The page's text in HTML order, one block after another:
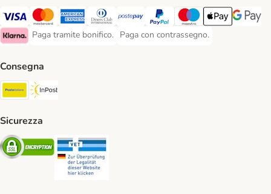
Paga con Visa. Payment Method
Paga con Mastercard. Payment Method
Paga con American Express. Payment Method
Paga con Diners Club. Payment Method
Paga con Postepay. Payment Method
Paga con PayPal. Payment
Paga con Maestro.
Apple PayGoogle
Klarna Payment Method
Paga tramite bonifico.
Paga tramite bonifico. Payment Method
Paga con contrassegno.
Paga con contrassegno. Payment
Consegna
Poste Italiane. Shipping Method
Sicurezza
Security